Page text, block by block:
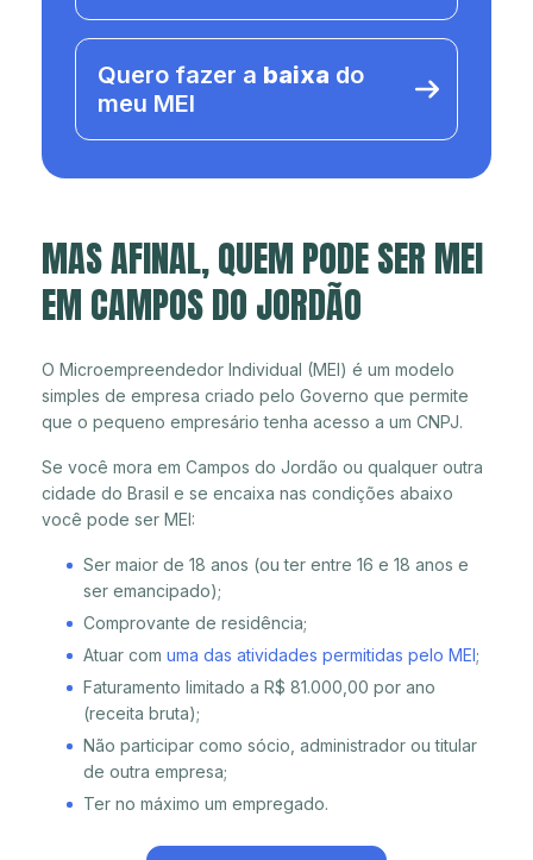
Quero fazer a baixa do
meu MEI
MAS AFINAL, QUEM PODE SER MEI
EM CAMPOS DO JORDÃO
O Microempreendedor Individual (MEI) é um modelo
simples de empresa criado pelo Governo que permite
que o pequeno empresário tenha acesso a um CNPJ.
Se você mora em Campos do Jordão ou qualquer outra
cidade do Brasil e se encaixa nas condições abaixo
você pode ser MEI:
Ser maior de 18 anos (ou ter entre 16 e 18 anos e
ser emancipado);
Comprovante de residência;
Atuar com uma das atividades permitidas pelo MEI;
Faturamento limitado a R$ 81.000,00 por ano
(receita bruta);
Não participar como sócio, administrador ou titular
de outra empresa;
Ter no máximo um empregado.